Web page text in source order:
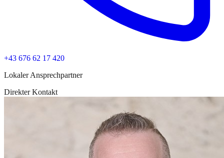
+43 676 62 17 420
Lokaler Ansprechpartner
Direkter Kontakt